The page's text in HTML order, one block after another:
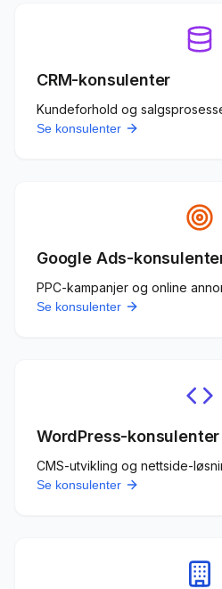
CRM-konsulenter
Kundeforhold og
Se konsulenter
Google Ads-
PPC-kampanjer og online
Se konsulenter
WordPress-konsulenter
CMS-utvikling og nettside-
Se konsulenter